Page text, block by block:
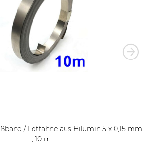
/ Lötfahne aus Hilumin 5 x 0,15 mm
, 10 m